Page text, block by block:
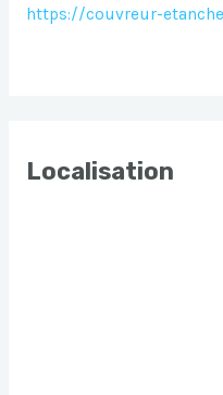
https://couvreur-
Localisation